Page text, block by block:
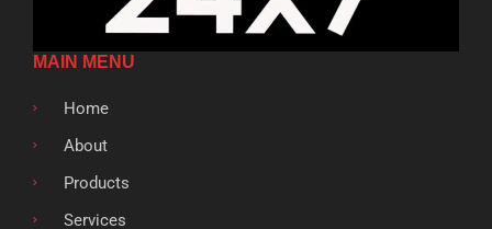
MAIN MENU
Home
About
Products
Services